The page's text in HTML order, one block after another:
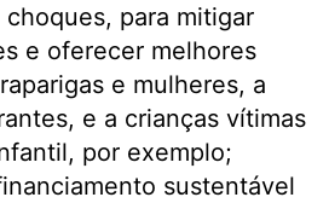
para mitigar
e oferecer melhores
e mulheres, a
e a crianças vítimas
por exemplo;
sustentável